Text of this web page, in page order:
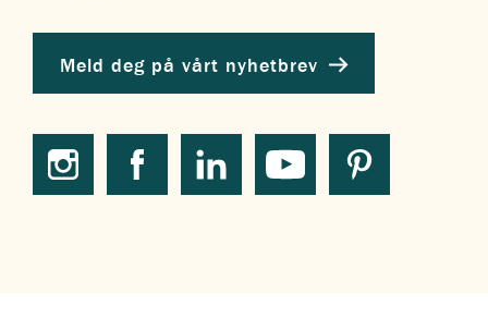
Meld deg på vårt nyhetbrev